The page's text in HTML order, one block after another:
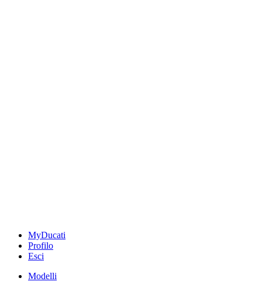
MyDucati
Profilo
Esci
Modelli